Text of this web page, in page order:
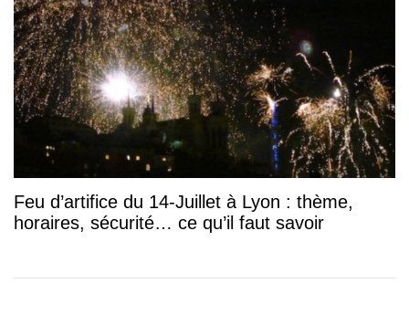
Feu d’artifice du 14-Juillet à Lyon : thème,
horaires, sécurité… ce qu’il faut savoir